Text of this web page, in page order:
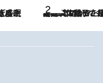
2026.8.5
【阿川佐和子さんの年とる力】なぜ70代で始めた趣味は“こんなに楽しい”のか？ ピアノ、俳句…スランプに陥っても続けられる“ある秘訣”とは